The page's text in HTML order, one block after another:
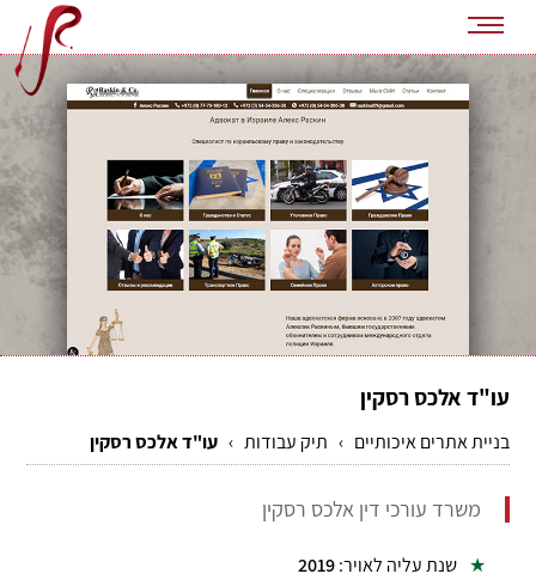
עו"ד אלכס רסקין
בניית אתרים איכותיים › תיק עבודות ›עו"ד אלכס רסקין
משרד עורכי דין אלכס רסקין
שנת עליה לאויר:2019